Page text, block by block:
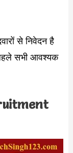
से निवेदन है
सभी आवश्यक